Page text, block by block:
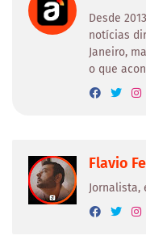
Desde
notícias
Janeiro,
o que
Flavio
Jornalista,